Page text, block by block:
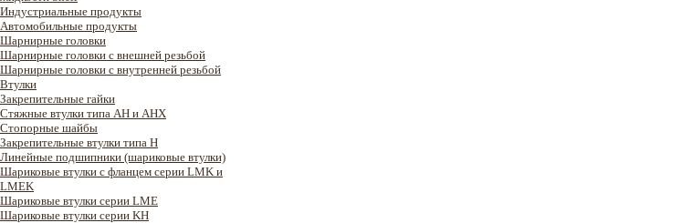
Индустриальные продукты
Автомобильные продукты
Шарнирные головки
Шарнирные головки с внешней резьбой
Шарнирные головки с внутренней резьбой
Втулки
Закрепительные гайки
Стяжные втулки типа AH и AHX
Стопорные шайбы
Закрепительные втулки типа H
Линейные подшипники (шариковые втулки)
Шариковые втулки с фланцем серии LMK и
LMEK
Шариковые втулки серии LME
Шариковые втулки серии KH